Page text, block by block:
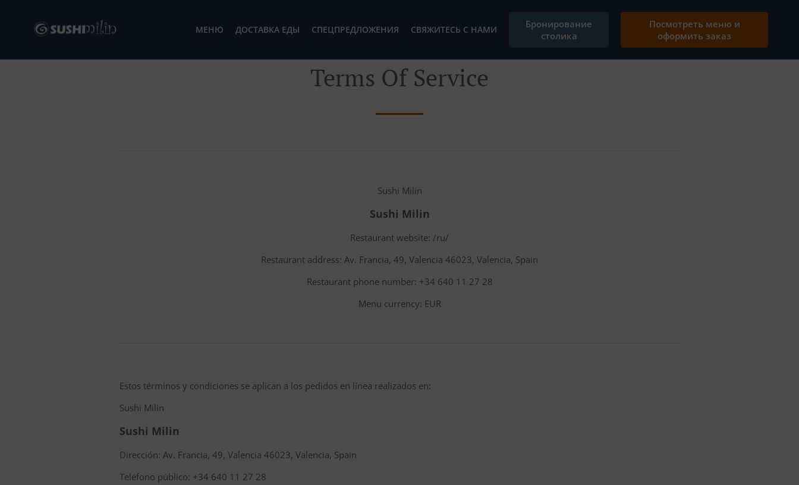
МЕНЮ ДОСТАВКА ЕДЫ СПЕЦПРЕДЛОЖЕНИЯ СВЯЖИТЕСЬ С НАМИ
Бронирование
столика
Посмотреть меню и
оформить заказ
Terms Of Service
Sushi Milin
Sushi Milin
Restaurant website: /ru/
Restaurant address: Av. Francia, 49, Valencia 46023, Valencia, Spain
Restaurant phone number: +34 640 11 27 28
Menu currency: EUR
Estos términos y condiciones se aplican a los pedidos en línea realizados en:
Sushi Milin
Sushi Milin
Dirección: Av. Francia, 49, Valencia 46023, Valencia, Spain
Teléfono público: +34 640 11 27 28